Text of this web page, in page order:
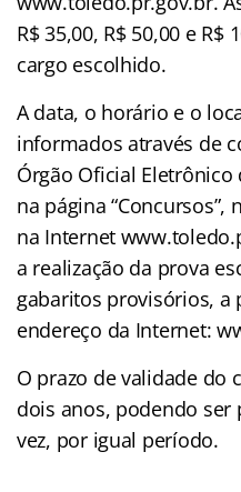
R$ 35,00, R$ 50,00 e
cargo escolhido.
A data, o horário e o
informados através de
Órgão Oficial
na página
na Internet
a realização da prova
gabaritos provisórios, a
endereço da Internet:
O prazo de validade do
dois anos, podendo
vez, por igual período.